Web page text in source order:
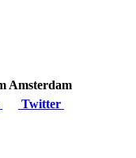
Amsterdam
Twitter